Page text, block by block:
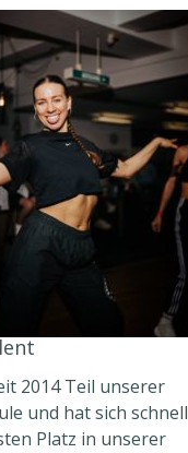
2014 Teil unserer
und hat sich schnell
Platz in unserer